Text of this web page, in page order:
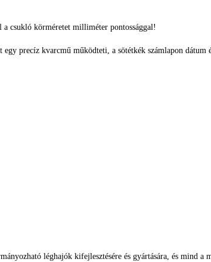
a csukló körméretet milliméter pontossággal!
precíz kvarcmű működteti, a sötétkék számlapon dátum
léghajók kifejlesztésére és gyártására, és mind a